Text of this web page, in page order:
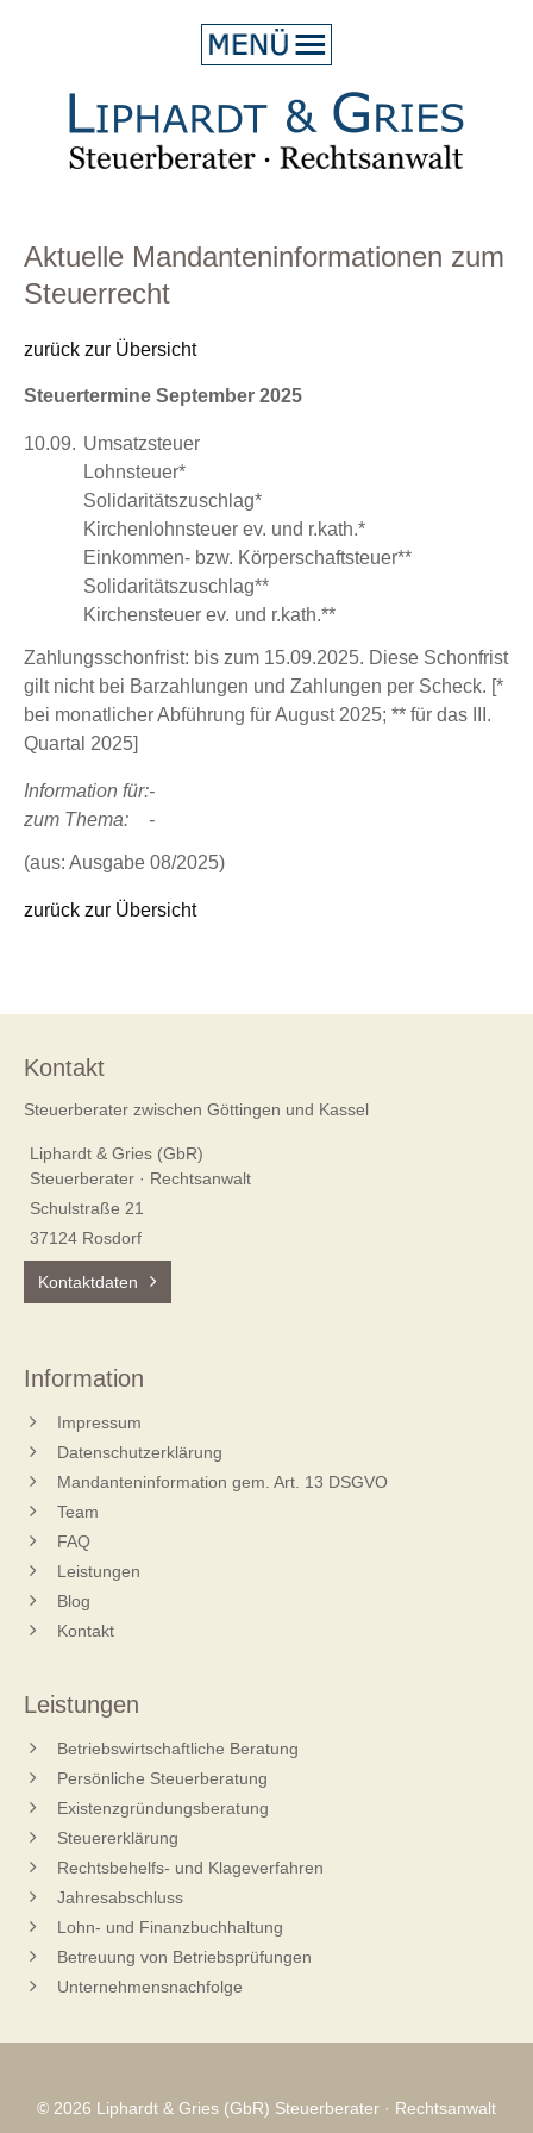
Aktuelle Mandanteninformationen zum
Steuerrecht
zurück zur Übersicht
Steuertermine September 2025
10.09. Umsatzsteuer
Lohnsteuer*
Solidaritätszuschlag*
Kirchenlohnsteuer ev. und r.kath.*
Einkommen- bzw. Körperschaftsteuer**
Solidaritätszuschlag**
Kirchensteuer ev. und r.kath.**
Zahlungsschonfrist: bis zum 15.09.2025. Diese Schonfrist
gilt nicht bei Barzahlungen und Zahlungen per Scheck. [*
bei monatlicher Abführung für August 2025; ** für das III.
Quartal 2025]
Information für:-
zum Thema:
-
(aus: Ausgabe 08/2025)
zurück zur Übersicht
Kontakt
Steuerberater zwischen Göttingen und Kassel
Liphardt & Gries (GbR)
Steuerberater · Rechtsanwalt
Schulstraße 21
37124 Rosdorf
Kontaktdaten
Information
Impressum
Datenschutzerklärung
Mandanteninformation gem. Art. 13 DSGVO
Team
FAQ
Leistungen
Blog
Kontakt
Leistungen
Betriebswirtschaftliche Beratung
Persönliche Steuerberatung
Existenzgründungsberatung
Steuererklärung
Rechtsbehelfs- und Klageverfahren
Jahresabschluss
Lohn- und Finanzbuchhaltung
Betreuung von Betriebsprüfungen
Unternehmensnachfolge
© 2026 Liphardt & Gries (GbR) Steuerberater · Rechtsanwalt
ÜBER UNS